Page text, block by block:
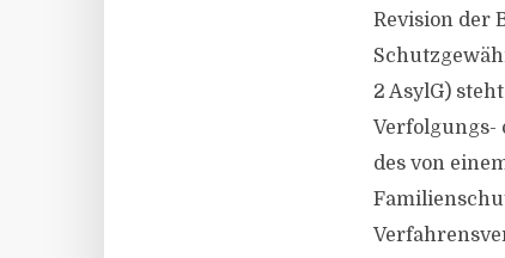
Revision der
2 AsylG)
Verfolgungs-
des von